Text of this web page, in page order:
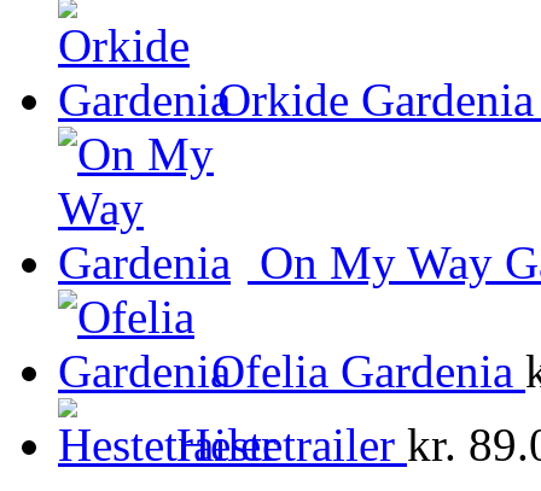
Orkide Gardenia
On My Way
Ofelia Gardenia
Hestetrailer kr.